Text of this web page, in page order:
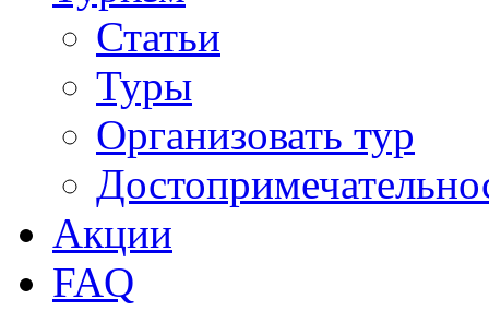
Статьи
Туры
Организовать тур
Акции
FAQ